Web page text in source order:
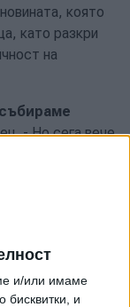
и/или имаме
бисквитки, и
която
като разкри
на
- Но сега вече
накараме
име, което
и на
нататък
във
компанията